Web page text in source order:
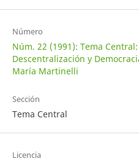
Número
Núm. 22 (1991): Tema
Descentralización y
María Martinelli
Sección
Tema Central
Licencia